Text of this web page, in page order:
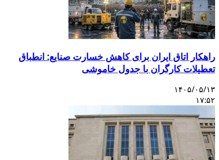
راهکار اتاق ایران برای کاهش خسارت صنایع: انطباق
تعطیلات کارگران با جدول خاموشی
۱۴۰۵/۰۵/۱۳
۱۷:۵۲